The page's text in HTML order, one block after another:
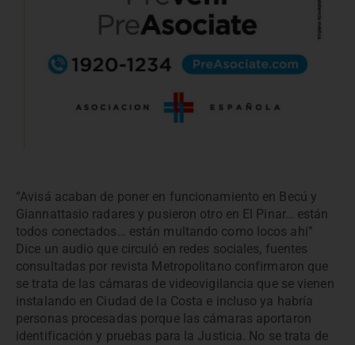
“Avisá acaban de poner en funcionamiento en Becú y
Giannattasio radares y pusieron otro en El Pinar… están
todos conectados… están multando como locos ahi”
Dice un audio que circuló en redes sociales, fuentes
consultadas por revista Metropolitano confirmaron que
se trata de las cámaras de videovigilancia que se vienen
instalando en Ciudad de la Costa e incluso ya habría
personas procesadas porque las cámaras aportaron
identificación y pruebas para la Justicia. No se trata de